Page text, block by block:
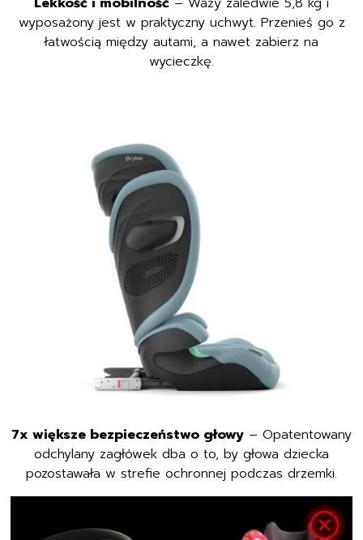
wyposażony jest w praktyczny uchwyt. Przenieś go z
łatwością między autami, a nawet zabierz na
wycieczkę.
7x większe bezpieczeństwo głowy – Opatentowany
odchylany zagłówek dba o to, by głowa dziecka
pozostawała w strefie ochronnej podczas drzemki.